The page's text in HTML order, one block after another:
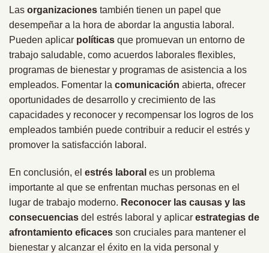
Las organizaciones también tienen un papel que
desempeñar a la hora de abordar la angustia laboral.
Pueden aplicar políticas que promuevan un entorno de
trabajo saludable, como acuerdos laborales flexibles,
programas de bienestar y programas de asistencia a los
empleados. Fomentar la comunicación abierta, ofrecer
oportunidades de desarrollo y crecimiento de las
capacidades y reconocer y recompensar los logros de los
empleados también puede contribuir a reducir el estrés y
promover la satisfacción laboral.
En conclusión, el estrés laboral es un problema
importante al que se enfrentan muchas personas en el
lugar de trabajo moderno. Reconocer las causas y las
consecuencias del estrés laboral y aplicar estrategias de
afrontamiento eficaces son cruciales para mantener el
bienestar y alcanzar el éxito en la vida personal y